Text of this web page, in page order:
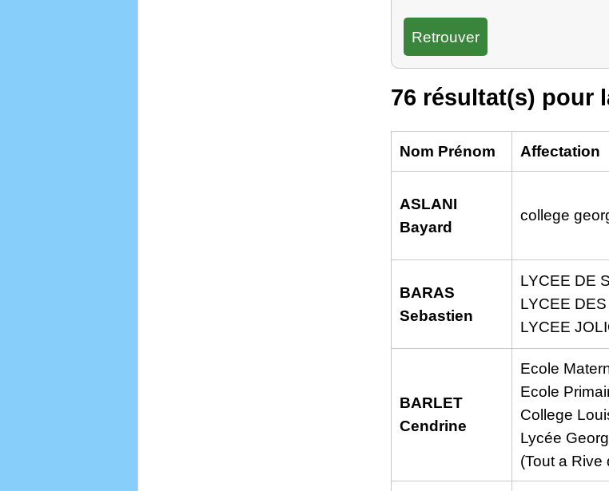
76 résultat(s) pour
Nom Prénom Affectation
ASLANI
Bayard
college
BARAS
Sebastien
LYCEE DE
LYCEE
LYCEE
BARLET
Cendrine
Ecole
Ecole
College
Lycée
(Tout a Rive